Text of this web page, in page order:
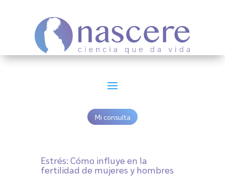
Mi consulta
Estrés: Cómo influye en la
fertilidad de mujeres y hombres